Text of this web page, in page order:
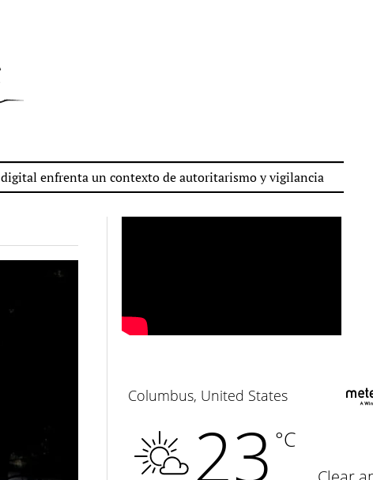
un contexto de autoritarismo y vigilancia Los